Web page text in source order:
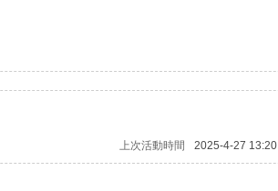
上次活動時間 2025-4-27 13:20